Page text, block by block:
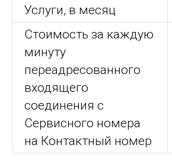
Услуги, в месяц
Стоимость за каждую
минуту
переадресованного
входящего
соединения с
Сервисного номера
на Контактный номер